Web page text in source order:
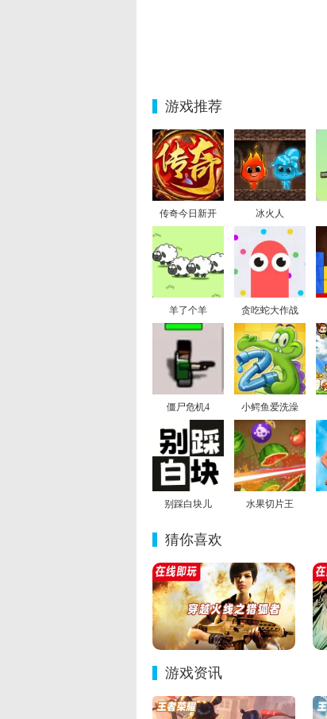
游戏推荐
传奇今日新开 冰火人
羊了个羊 贪吃蛇大作战
僵尸危机4 小鳄鱼爱洗澡
别踩白块儿 水果切片王
猜你喜欢
游戏资讯